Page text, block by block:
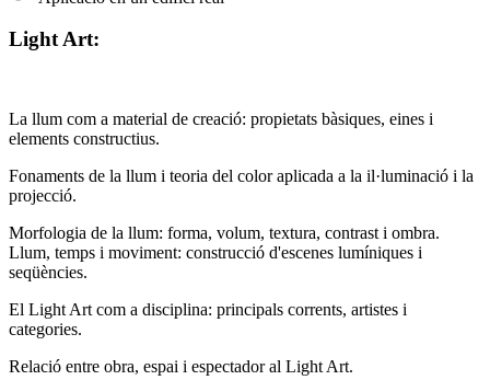
Light Art:
La llum com a material de creació: propietats bàsiques, eines i
elements constructius.
Fonaments de la llum i teoria del color aplicada a la il·luminació i la
projecció.
Morfologia de la llum: forma, volum, textura, contrast i ombra.
Llum, temps i moviment: construcció d'escenes lumíniques i
seqüències.
El Light Art com a disciplina: principals corrents, artistes i
categories.
Relació entre obra, espai i espectador al Light Art.